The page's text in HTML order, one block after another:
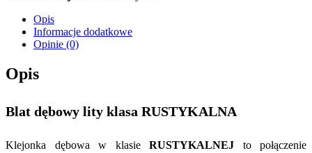
Opis
Informacje dodatkowe
Opinie (0)
Opis
Blat dębowy lity klasa RUSTYKALNA
Klejonka dębowa w klasie RUSTYKALNEJ to połączenie